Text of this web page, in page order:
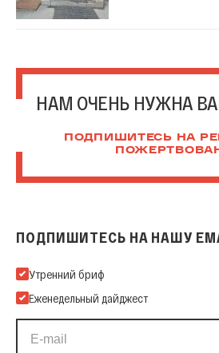
НАМ ОЧЕНЬ НУЖНА
ПОДПИШИТЕСЬ НА
ПОДПИШИТЕСЬ НА НАШУ
Подпишитесь на нашу Email-рассылку
Утренний бриф
Еженедельный дайджест